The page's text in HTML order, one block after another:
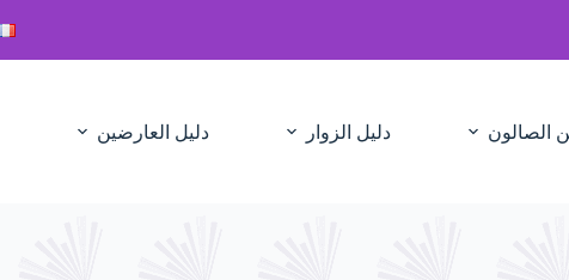
الصالون دليل الزوار دليل العارضين